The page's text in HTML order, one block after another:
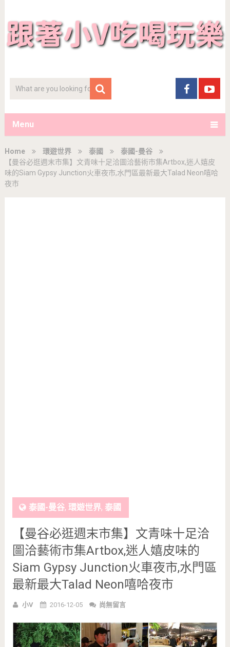
Menu
Home 環遊世界 泰國
泰國-曼谷
【曼谷必逛週末市集】文青味十足洽圖洽藝術市集Artbox,迷人嬉皮
味的Siam Gypsy Junction火車夜市,水門區最新最大Talad Neon嘻哈
夜市
泰國-曼谷, 環遊世界, 泰國
【曼谷必逛週末市集】文青味十足洽
圖洽藝術市集Artbox,迷人嬉皮味的
Siam Gypsy Junction火車夜市,水門區
最新最大Talad Neon嘻哈夜市
小V 2016-12-05 尚無留言